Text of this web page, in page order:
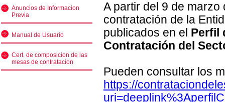
Anuncios de Informacion
Previa
Manual de Usuario
Cert. de composicion de las
mesas de contratacion
A partir del 9 de
contratación de la
publicados en el Perfil
Contratación del
Pueden consultar los
https://